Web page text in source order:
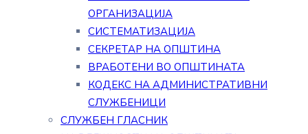
ОРГАНИЗАЦИЈА
СИСТЕМАТИЗАЦИЈА
СЕКРЕТАР НА ОПШТИНА
ВРАБОТЕНИ ВО ОПШТИНАТА
КОДЕКС НА АДМИНИСТРАТИВНИ
СЛУЖБЕНИЦИ
СЛУЖБЕН ГЛАСНИК